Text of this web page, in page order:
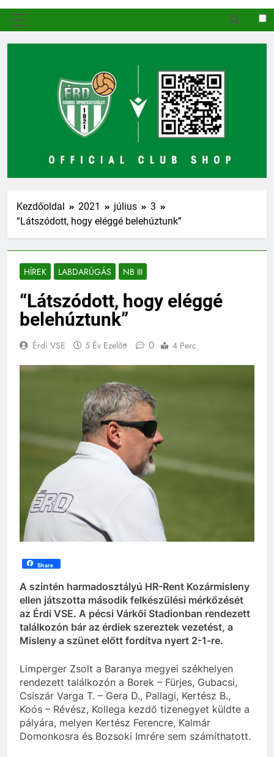
Kezdőoldal 2021 július
3
“Látszódott, hogy eléggé belehúztunk”
HÍREK LABDARÚGÁS NB III
“Látszódott, hogy eléggé
belehúztunk”
Érdi VSE 5 Év Ezelőtt 0 4 Perc
Share
A szintén harmadosztályú HR-Rent Kozármisleny
ellen játszotta második felkészülési mérkőzését
az Érdi VSE. A pécsi Várkői Stadionban rendezett
találkozón bár az érdiek szereztek vezetést, a
Misleny a szünet előtt fordítva nyert 2-1-re.
Limperger Zsolt a Baranya megyei székhelyen
rendezett találkozón a Borek – Fürjes, Gubacsi,
Csiszár Varga T. – Gera D., Pallagi, Kertész B.,
Koós – Révész, Kollega kezdő tizenegyet küldte a
pályára, melyen Kertész Ferencre, Kalmár
Domonkosra és Bozsoki Imrére sem számíthatott.